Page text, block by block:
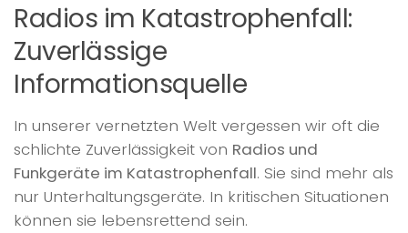
Radios im Katastrophenfall:
Zuverlässige
Informationsquelle
In unserer vernetzten Welt vergessen wir oft die
schlichte Zuverlässigkeit von Radios und
Funkgeräte im Katastrophenfall. Sie sind mehr als
nur Unterhaltungsgeräte. In kritischen Situationen
können sie lebensrettend sein.